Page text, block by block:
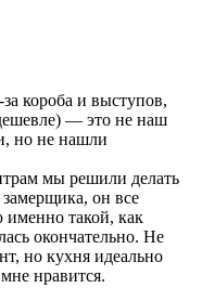
короба и выступов,
— это не наш
но не нашли
мы решили делать
он все
именно такой, как
окончательно. Не
но кухня идеально
нравится.